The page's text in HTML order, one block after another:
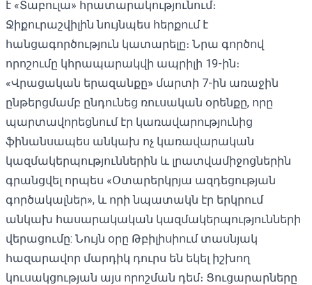
է «Տաբուլա» հրատարակությունում։
Ջիքուրաշվիլին նույնպես հերքում է
հանցագործություն կատարելը։ Նրա գործով
որոշումը կհրապարակվի ապրիլի 19-ին։
«Վրացական երազանքը» մարտի 7-ին առաջին
ընթերցմամբ ընդունեց ռուսական օրենքը, որը
պարտավորեցնում էր կառավարությունից
ֆինանսապես անկախ ոչ կառավարական
կազմակերպություններին և լրատվամիջոցներին
գրանցվել որպես «Օտարերկրյա ազդեցության
գործակալներ», և որի նպատակն էր երկրում
անկախ հասարակական կազմակերպությունների
վերացումը: Նույն օրը Թբիլիսիում տասնյակ
հազարավոր մարդիկ դուրս են եկել իշխող
կուսակցության այս որոշման դեմ։ Ցուցարարները